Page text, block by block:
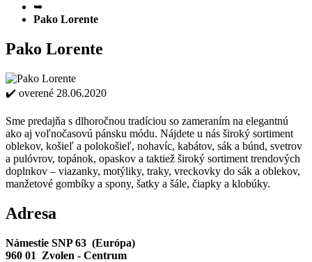
➥
Pako Lorente
Pako Lorente
✔️ overené 28.06.2020
Sme predajňa s dlhoročnou tradíciou so zameraním na elegantnú
ako aj voľnočasovú pánsku módu. Nájdete u nás široký sortiment
oblekov, košieľ a polokošieľ, nohavíc, kabátov, sák a búnd, svetrov
a pulóvrov, topánok, opaskov a taktiež široký sortiment trendových
doplnkov – viazanky, motýliky, traky, vreckovky do sák a oblekov,
manžetové gombíky a spony, šatky a šále, čiapky a klobúky.
Adresa
Námestie SNP 63 (Európa)
960 01 Zvolen - Centrum